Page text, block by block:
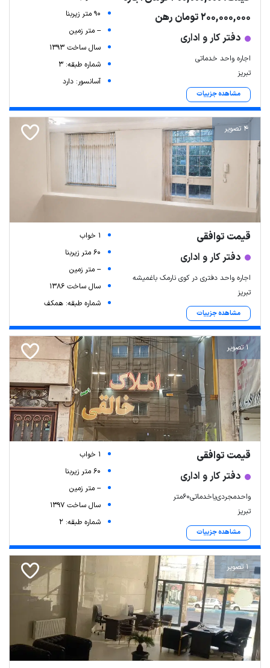
200,000,000 تومان رهن
دفتر کار و اداری
اجاره واحد خدماتی
تبریز
مشاهده جزییات
90 متر زیربنا
-- متر زمین
سال ساخت 1393
شماره طبقه: 3
آسانسور: دارد
4 تصویر
قیمت توافقی
دفتر کار و اداری
اجاره واحد دفتری در کوی نارمک باغمیشه
تبریز
مشاهده جزییات
1 خواب
60 متر زیربنا
-- متر زمین
سال ساخت 1386
شماره طبقه: همکف
1 تصویر
قیمت توافقی
دفتر کار و اداری
واحدمجردی‌‌یا‌خدماتی60متر
تبریز
مشاهده جزییات
1 خواب
60 متر زیربنا
-- متر زمین
سال ساخت 1397
شماره طبقه: 2
1 تصویر